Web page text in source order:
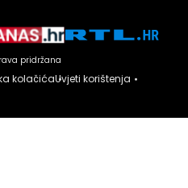
pridržana
kolačićaUvjeti korištenja